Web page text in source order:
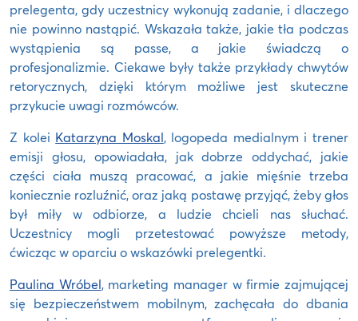
prelegenta, gdy uczestnicy wykonują zadanie, i dlaczego
nie powinno nastąpić. Wskazała także, jakie tła podczas
wystąpienia są passe, a jakie świadczą o
profesjonalizmie. Ciekawe były także przykłady chwytów
retorycznych, dzięki którym możliwe jest skuteczne
przykucie uwagi rozmówców.
Z kolei Katarzyna Moskal, logopeda medialnym i trener
emisji głosu, opowiadała, jak dobrze oddychać, jakie
części ciała muszą pracować, a jakie mięśnie trzeba
koniecznie rozluźnić, oraz jaką postawę przyjąć, żeby głos
był miły w odbiorze, a ludzie chcieli nas słuchać.
Uczestnicy mogli przetestować powyższe metody,
ćwicząc w oparciu o wskazówki prelegentki.
Paulina Wróbel, marketing manager w firmie zajmującej
się bezpieczeństwem mobilnym, zachęcała do dbania